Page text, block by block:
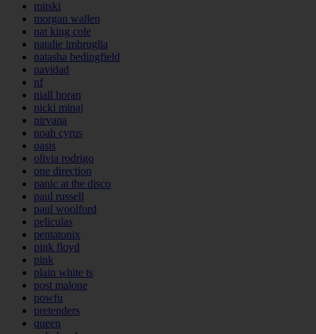
mitski
morgan wallen
nat king cole
natalie imbruglia
natasha bedingfield
navidad
nf
niall horan
nicki minaj
nirvana
noah cyrus
oasis
olivia rodrigo
one direction
panic at the disco
paul russell
paul woolford
peliculas
pentatonix
pink floyd
pink
plain white ts
post malone
powfu
pretenders
queen